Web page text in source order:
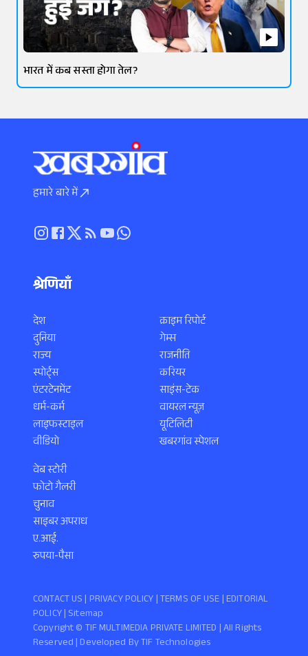
भारत में कब सस्ता होगा तेल?
हमारे बारे में
श्रेणियाँ
देश
दुनिया
राज्य
स्पोर्ट्स
एंटरटेनमेंट
धर्म-कर्म
लाइफस्टाइल
वीडियो
क्राइम रिपोर्ट
गेम्स
राजनीति
करियर
साइंस-टेक
वायरल न्यूज़
यूटिलिटी
खबरगांव स्पेशल
वेब स्टोरी
फोटो गैलरी
चुनाव
साइबर अपराध
ए.आई.
रुपया-पैसा
Copyright ©️ TIF MULTIMEDIA PRIVATE LIMITED | All Rights
Reserved | Developed ByTIF Technologies
CONTACT US | PRIVACY POLICY |TERMS OF USE | EDITORIAL
POLICY| Sitemap